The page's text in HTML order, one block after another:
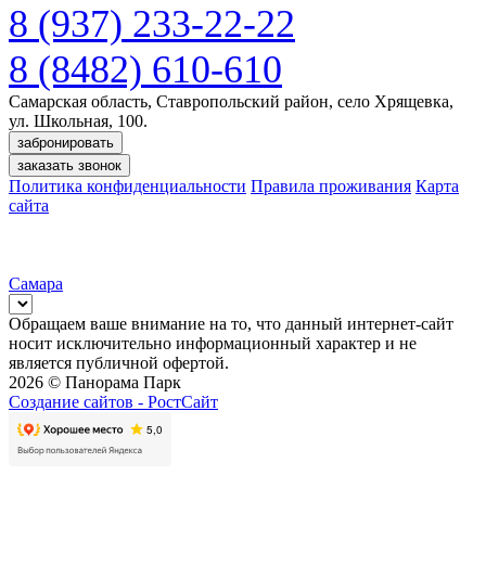
8 (937) 233-22-22
8 (8482) 610-610
Самарская область, Ставропольский район, село Хрящевка,
ул. Школьная, 100.
забронировать
заказать звонок
Политика конфиденциальности Правила проживания Карта
сайта
Самара
Обращаем ваше внимание на то, что данный интернет-сайт
носит исключительно информационный характер и не
является публичной офертой.
2026 © Панорама Парк
Создание сайтов - РостСайт